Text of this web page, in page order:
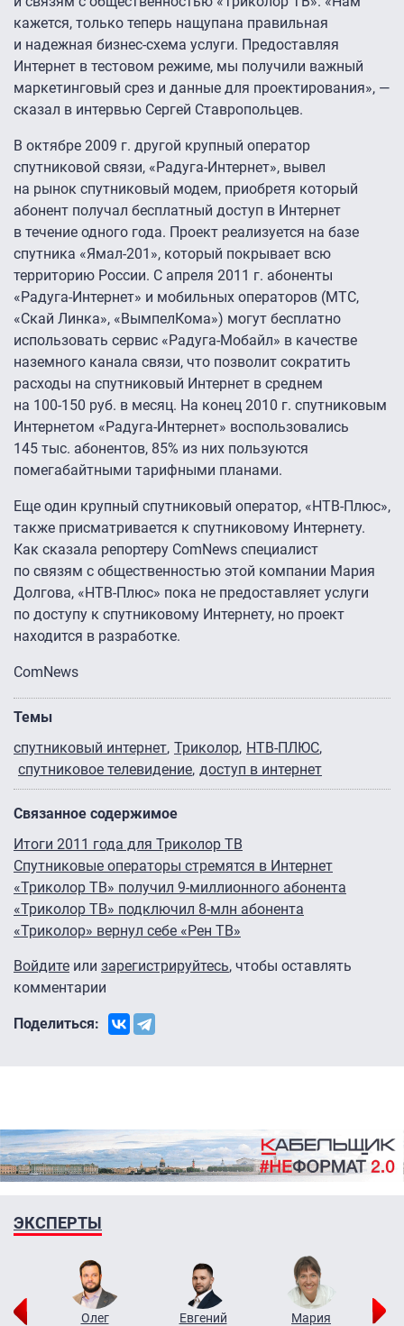
кажется, только теперь нащупана правильная
и надежная бизнес-схема услуги. Предоставляя
Интернет в тестовом режиме, мы получили важный
маркетинговый срез и данные для проектирования», —
сказал в интервью Сергей Ставропольцев.
В октябре 2009 г. другой крупный оператор
спутниковой связи, «Радуга-Интернет», вывел
на рынок спутниковый модем, приобретя который
абонент получал бесплатный доступ в Интернет
в течение одного года. Проект реализуется на базе
спутника «Ямал-201», который покрывает всю
территорию России. С апреля 2011 г. абоненты
«Радуга-Интернет» и мобильных операторов (МТС,
«Скай Линка», «ВымпелКома») могут бесплатно
использовать сервис «Радуга-Мобайл» в качестве
наземного канала связи, что позволит сократить
расходы на спутниковый Интернет в среднем
на 100-150 руб. в месяц. На конец 2010 г. спутниковым
Интернетом «Радуга-Интернет» воспользовались
145 тыс. абонентов, 85% из них пользуются
помегабайтными тарифными планами.
Еще один крупный спутниковый оператор, «НТВ-Плюс»,
также присматривается к спутниковому Интернету.
Как сказала репортеру ComNews специалист
по связям с общественностью этой компании Мария
Долгова, «НТВ-Плюс» пока не предоставляет услуги
по доступу к спутниковому Интернету, но проект
находится в разработке.
ComNews
Темы
спутниковый интернет Триколор НТВ-ПЛЮС
спутниковое телевидение доступ в интернет
Связанное содержимое
Итоги 2011 года для Триколор ТВ
Спутниковые операторы стремятся в Интернет
«Триколор ТВ» получил 9-миллионного абонента
«Триколор ТВ» подключил 8-млн абонента
«Триколор» вернул себе «Рен ТВ»
Войдите или зарегистрируйтесь, чтобы оставлять
комментарии
Поделиться:
ЭКСПЕРТЫ
Олег
Евгений
Мария